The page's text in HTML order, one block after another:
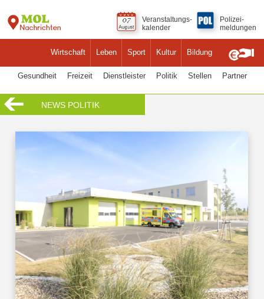
Wirtschaft Leben Sport Kultur Bildung
Veranstaltungs-
kalender
Polizei-
meldungen
Gesundheit Freizeit Dienstleister Politik Stellen Partner
NEWS POLITIK